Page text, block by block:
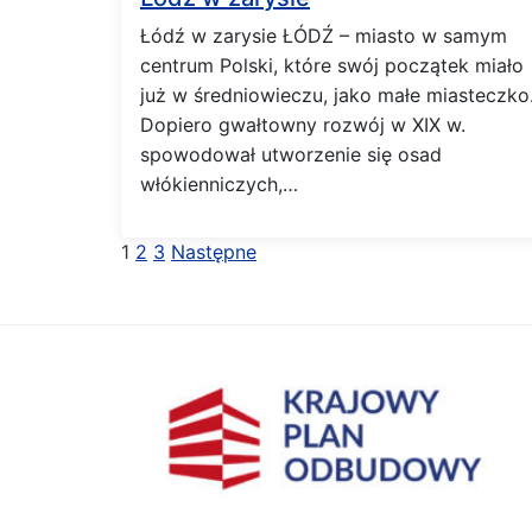
Łódź w zarysie ŁÓDŹ – miasto w samym
centrum Polski, które swój początek miało
już w średniowieczu, jako małe
Dopiero gwałtowny rozwój w XIX w.
spowodował utworzenie się osad
włókienniczych,…
Stronicowanie
1 2 3 Następne